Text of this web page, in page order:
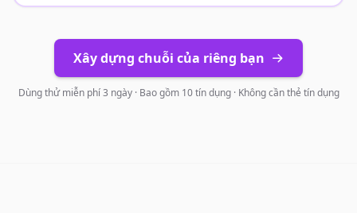
Xây dựng chuỗi của riêng bạn
Dùng thử miễn phí 3 ngày · Bao gồm 10 tín dụng · Không cần thẻ tín dụng